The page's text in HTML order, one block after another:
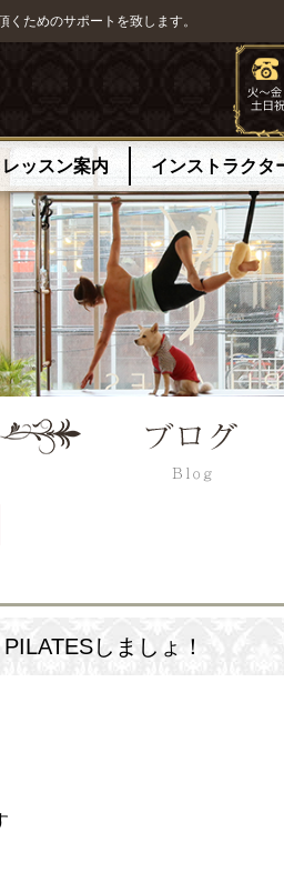
ためのサポートを致します。
レッスン案内 インストラクタ
しましょ！